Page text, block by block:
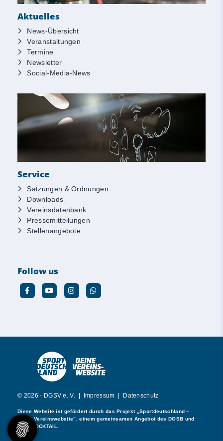
Aktuelles
News-Übersicht
Veranstaltungen
Termine
Newsletter
Social-Media-News
Service
Satzungen & Ordnungen
Downloads
Vereinsdatenbank
Pressemitteilungen
Stellenangebote
Follow us
© 2026 - DGSV e. V. | Impressum Datenschutz
Diese Website ist gefördert durch das Projekt „Sportdeutschland –
Deine Vereinswebsite”, einem gemeinsamen Angebot des DOSB und
NETZCOCKTAIL.